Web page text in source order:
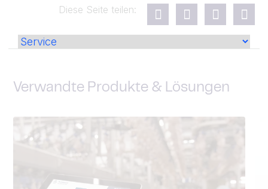
Diese Seite teilen:
Verwandte Produkte & Lösungen